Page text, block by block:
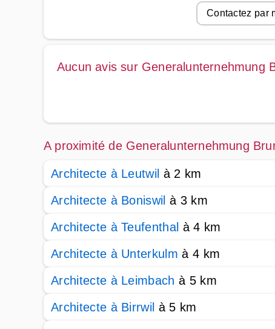
Contactez par
Aucun avis sur Generalunternehmung
A proximité de Generalunternehmung
Architecte à Leutwil à 2 km
Architecte à Boniswil à 3 km
Architecte à Teufenthal à 4 km
Architecte à Unterkulm à 4 km
Architecte à Leimbach à 5 km
Architecte à Birrwil à 5 km